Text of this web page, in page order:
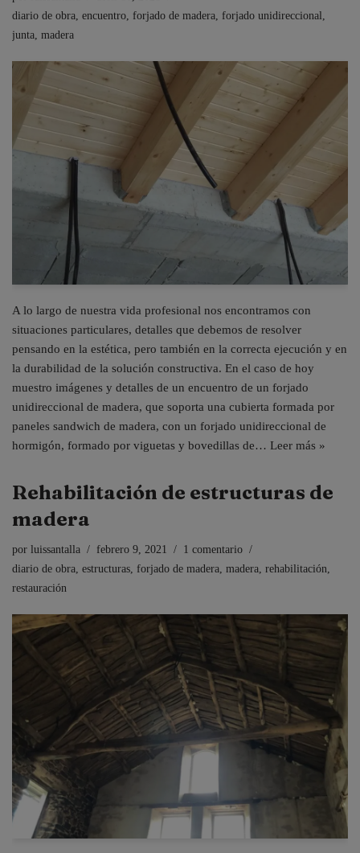
diario de obra encuentro forjado de madera forjado unidireccional
junta madera
A lo largo de nuestra vida profesional nos encontramos con
situaciones particulares, detalles que debemos de resolver
pensando en la estética, pero también en la correcta ejecución y en
la durabilidad de la solución constructiva. En el caso de hoy
muestro imágenes y detalles de un encuentro de un forjado
unidireccional de madera, que soporta una cubierta formada por
paneles sandwich de madera, con un forjado unidireccional de
hormigón, formado por viguetas y bovedillas de… Leer más »
Rehabilitación de estructuras de
madera
por luissantalla febrero 9, 2021
1 comentario
diario de obra, estructuras, forjado de madera, madera, rehabilitación,
restauración